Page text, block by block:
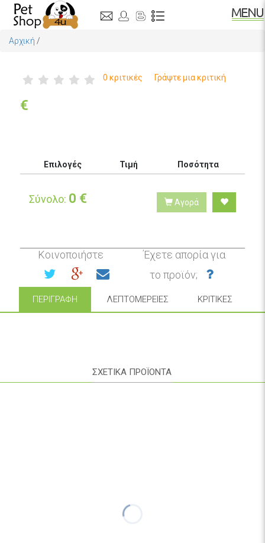
Αρχική /
0 κριτικές Γράψτε μια κριτική
€
Επιλογές Τιμή Ποσότητα
Σύνολο: 0 € Αγορά
Κοινοποιήστε
Έχετε απορία για
το προϊόν;
ΠΕΡΙΓΡΑΦΉ ΛΕΠΤΟΜΈΡΕΙΕΣ ΚΡΙΤΙΚΈΣ
ΣΧΕΤΙΚΑ ΠΡΟΪΟΝΤΑ